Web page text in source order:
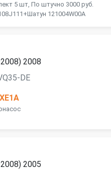
5 шт, По штучно 3000 руб.
121004W00A
2008
DE
2005